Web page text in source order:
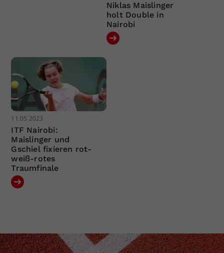
Niklas Maislinger
holt Double in
Nairobi
11.05.2023
ITF Nairobi:
Maislinger und
Gschiel fixieren rot-
weiß-rotes
Traumfinale